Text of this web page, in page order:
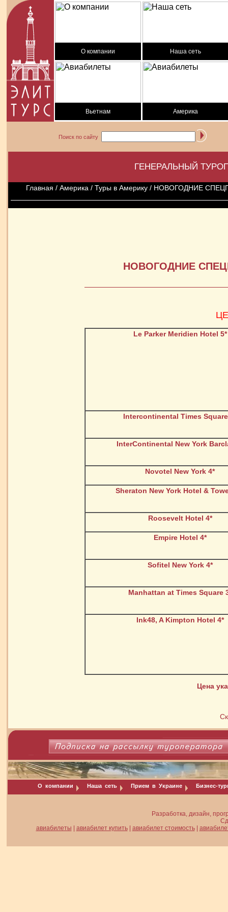
О компании Наша сеть
Вьетнам Америка
Поиск по сайту
ГЕНЕРАЛЬНЫЙ
Главная / Америка / Туры в Америку / НОВОГОДНИЕ
НОВОГОДНИЕ
Le Parker Meridien Hotel 5*
Intercontinental Times
InterContinental New York
Novotel New York 4*
Sheraton New York Hotel &
Roosevelt Hotel 4*
Empire Hotel 4*
Sofitel New York 4*
Manhattan at Times Square
Ink48, A Kimpton Hotel 4*
Цена
О компании Наша сеть Прием в Украине Бизнес-
Разработка, дизайн,
авиабилеты
авиабилет купить| авиабилет стоимость|